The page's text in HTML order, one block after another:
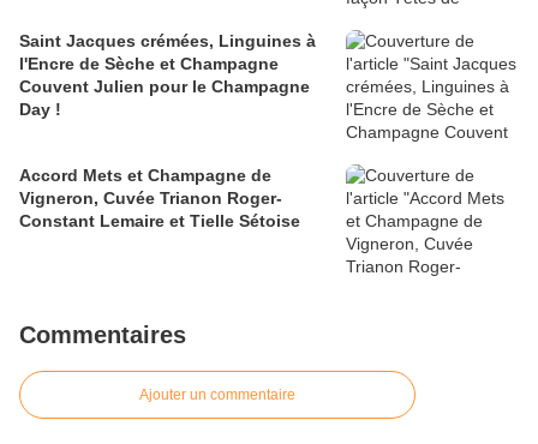
Saint Jacques crémées, Linguines à
l'Encre de Sèche et Champagne
Couvent Julien pour le Champagne
Day !
Accord Mets et Champagne de
Vigneron, Cuvée Trianon Roger-
Constant Lemaire et Tielle Sétoise
Commentaires
Ajouter un commentaire